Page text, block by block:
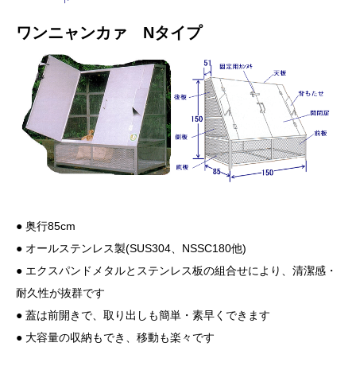
ワンニャンカァ Nタイプ
● 奥行85cm
● オールステンレス製(SUS304、NSSC180他)
● エクスパンドメタルとステンレス板の組合せにより、清潔感・
耐久性が抜群です
● 蓋は前開きで、取り出しも簡単・素早くできます
● 大容量の収納もでき、移動も楽々です